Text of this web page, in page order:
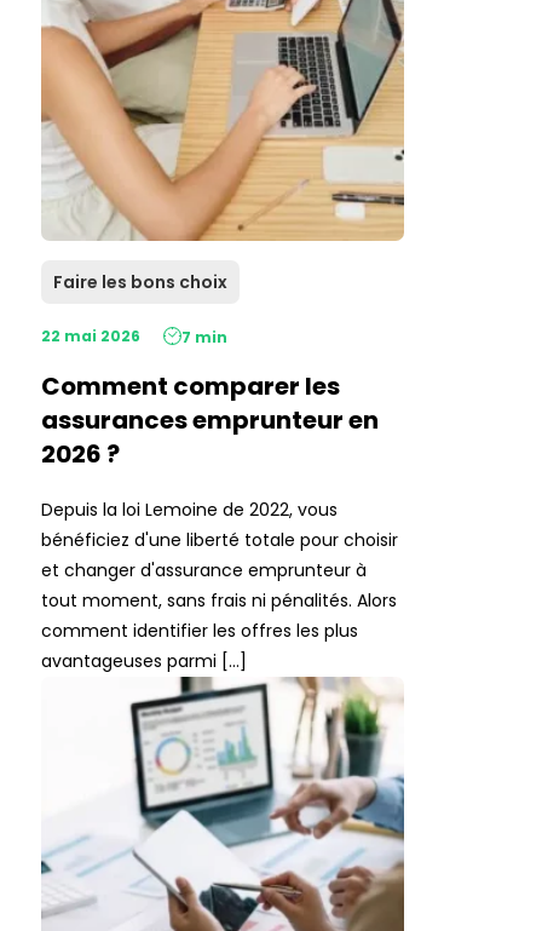
Faire les bons choix
22 mai 2026 7 min
Comment comparer les
assurances emprunteur en
2026 ?
Depuis la loi Lemoine de 2022, vous
bénéficiez d'une liberté totale pour choisir
et changer d'assurance emprunteur à
tout moment, sans frais ni pénalités. Alors
comment identifier les offres les plus
avantageuses parmi […]